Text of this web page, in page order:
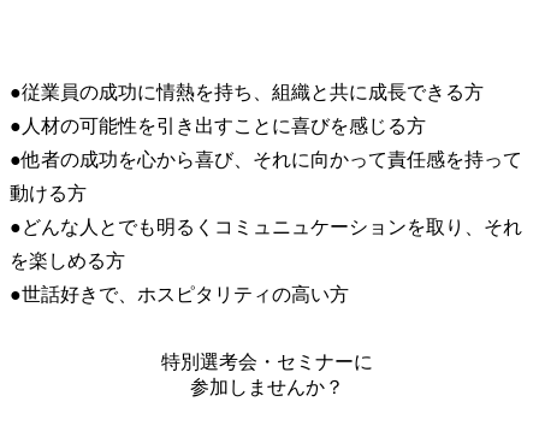
●従業員の成功に情熱を持ち、組織と共に成長できる方
●人材の可能性を引き出すことに喜びを感じる方
●他者の成功を心から喜び、それに向かって責任感を持って
動ける方
●どんな人とでも明るくコミュニュケーションを取り、それ
を楽しめる方
●世話好きで、ホスピタリティの高い方
特別選考会・セミナーに
参加しませんか？